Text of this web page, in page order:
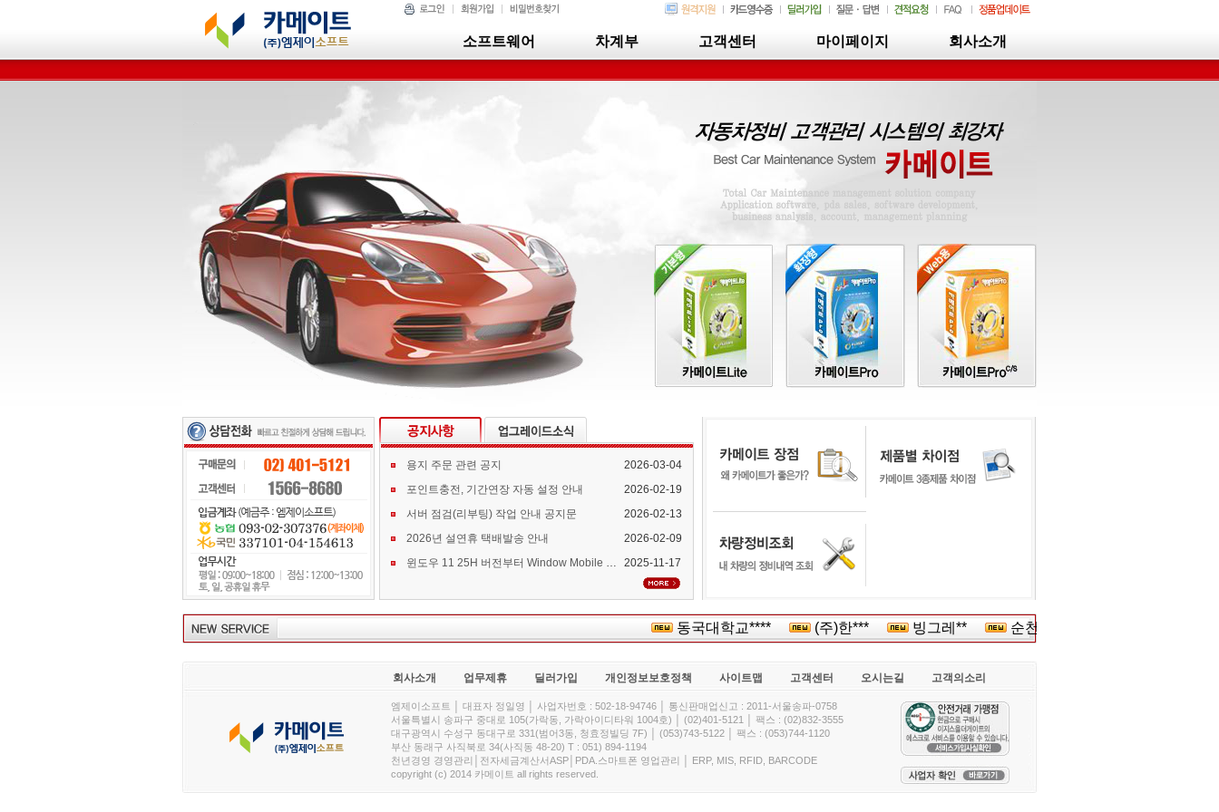
소프트웨어 차계부 고객센터 마이페이지 회사소개
용지 주문 관련 공지
2026-03-04
포인트충전, 기간연장 자동 설정 안내
2026-02-19
서버 점검(리부팅) 작업 안내 공지문
2026-02-13
2026년 설연휴 택배발송 안내
2026-02-09
윈도우 11 25H 버전부터 Window Mobile Device Center 지원 중단 안내
2025-11-17
동국대학교**** (주)한*** 빙그레** 순천향***
회사소개 업무제휴 딜러가입 개인정보보호정책 사이트맵 고객센터 오시는길 고객의소리
엠제이소프트 │ 대표자 정일영 │ 사업자번호 : 502-18-94746 │ 통신판매업신고 : 2011-서울송파-0758
서울특별시 송파구 중대로 105(가락동, 가락아이디타워 1004호) │ (02)401-5121 │ 팩스 : (02)832-3555
대구광역시 수성구 동대구로 331(범어3동, 청효정빌딩 7F) │ (053)743-5122 │ 팩스 : (053)744-1120
부산 동래구 사직북로 34(사직동 48-20) T : 051) 894-1194
천년경영 경영관리│전자세금계산서ASP│PDA.스마트폰 영업관리 │ ERP, MIS, RFID, BARCODE
copyright (c) 2014 카메이트 all rights reserved.